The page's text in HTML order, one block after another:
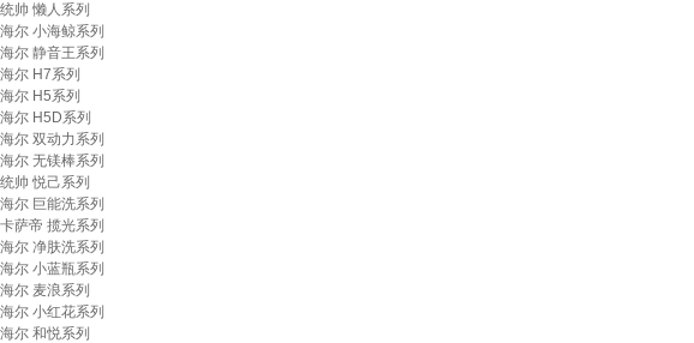
统帅 懒人系列
海尔 小海鲸系列
海尔 静音王系列
海尔 H7系列
海尔 H5系列
海尔 H5D系列
海尔 双动力系列
海尔 无镁棒系列
统帅 悦己系列
海尔 巨能洗系列
卡萨帝 揽光系列
海尔 净肤洗系列
海尔 小蓝瓶系列
海尔 麦浪系列
海尔 小红花系列
海尔 和悦系列